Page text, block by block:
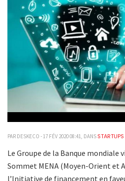
PAR DESKECO - 17 FÉV 2020 08:41, DANS STARTUPS
Le Groupe de la Banque mondiale
Sommet MENA (Moyen-Orient et
l’Initiative de financement en